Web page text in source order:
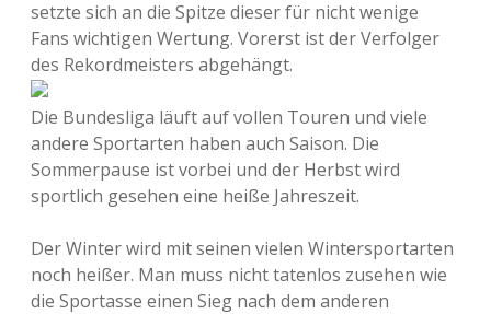
setzte sich an die Spitze dieser für nicht wenige
Fans wichtigen Wertung. Vorerst ist der Verfolger
des Rekordmeisters abgehängt.
Die Bundesliga läuft auf vollen Touren und viele
andere Sportarten haben auch Saison. Die
Sommerpause ist vorbei und der Herbst wird
sportlich gesehen eine heiße Jahreszeit.
Der Winter wird mit seinen vielen Wintersportarten
noch heißer. Man muss nicht tatenlos zusehen wie
die Sportasse einen Sieg nach dem anderen